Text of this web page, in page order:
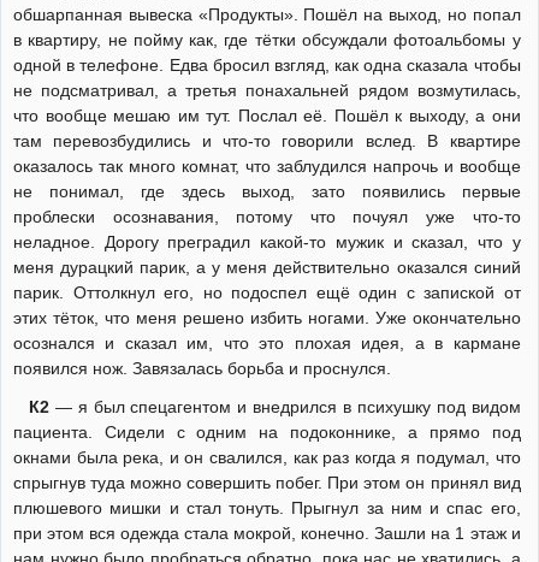
обшарпанная вывеска «Продукты». Пошёл на выход, но попал
в квартиру, не пойму как, где тётки обсуждали фотоальбомы у
одной в телефоне. Едва бросил взгляд, как одна сказала чтобы
не подсматривал, а третья понахальней рядом возмутилась,
что вообще мешаю им тут. Послал её. Пошёл к выходу, а они
там перевозбудились и что-то говорили вслед. В квартире
оказалось так много комнат, что заблудился напрочь и вообще
не понимал, где здесь выход, зато появились первые
проблески осознавания, потому что почуял уже что-то
неладное. Дорогу преградил какой-то мужик и сказал, что у
меня дурацкий парик, а у меня действительно оказался синий
парик. Оттолкнул его, но подоспел ещё один с запиской от
этих тёток, что меня решено избить ногами. Уже окончательно
осознался и сказал им, что это плохая идея, а в кармане
появился нож. Завязалась борьба и проснулся.
К2— я был спецагентом и внедрился в психушку под видом
пациента. Сидели с одним на подоконнике, а прямо под
окнами была река, и он свалился, как раз когда я подумал, что
спрыгнув туда можно совершить побег. При этом он принял вид
плюшевого мишки и стал тонуть. Прыгнул за ним и спас его,
при этом вся одежда стала мокрой, конечно. Зашли на 1 этаж и